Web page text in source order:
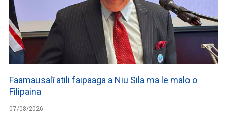
Faamausalī atili faipaaga a Niu Sila ma le malo o
Filipaina
07/08/2026